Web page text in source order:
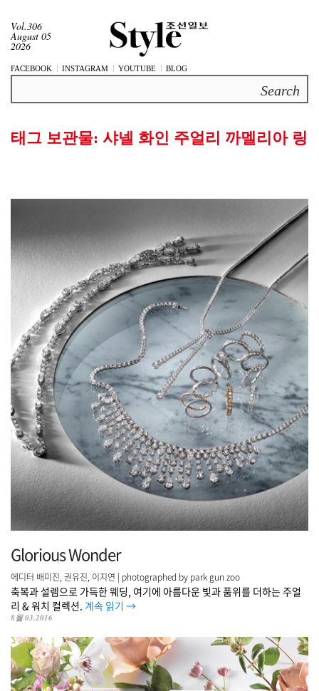
Vol.306
August 05
2026
FACEBOOK INSTAGRAM YOUTUBE BLOG
태그 보관물: 샤넬 화인 주얼리 까멜리아 링
Glorious Wonder
에디터 배미진, 권유진, 이지연 | photographed by park gun zoo
축복과 설렘으로 가득한 웨딩, 여기에 아름다운 빛과 품위를 더하는 주얼
리 & 워치 컬렉션. 계속 읽기 →
8월 03.2016